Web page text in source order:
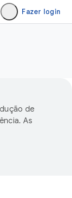
Fazer login
de
As